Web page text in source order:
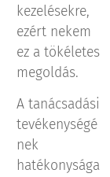
kezelésekre,
ezért nekem
ez a tökéletes
megoldás.
A tanácsadási
tevékenységé
nek
hatékonysága